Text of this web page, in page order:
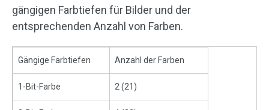
gängigen Farbtiefen für Bilder und der
entsprechenden Anzahl von Farben.
Gängige Farbtiefen Anzahl der Farben
1-Bit-Farbe 2 (21)